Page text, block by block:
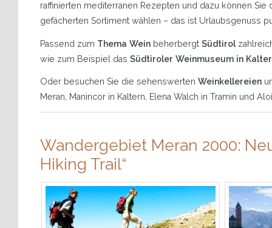
raffinierten mediterranen Rezepten und dazu können
gefächerten Sortiment wählen – das ist Urlaubsgenuss
Passend zum Thema Wein beherbergt Südtirol
wie zum Beispiel das Südtiroler Weinmuseum in
Oder besuchen Sie die sehenswerten Weinkellereien
Meran, Manincor in Kaltern, Elena Walch in Tramin und
Wandergebiet Meran 2000:
Hiking Trail“